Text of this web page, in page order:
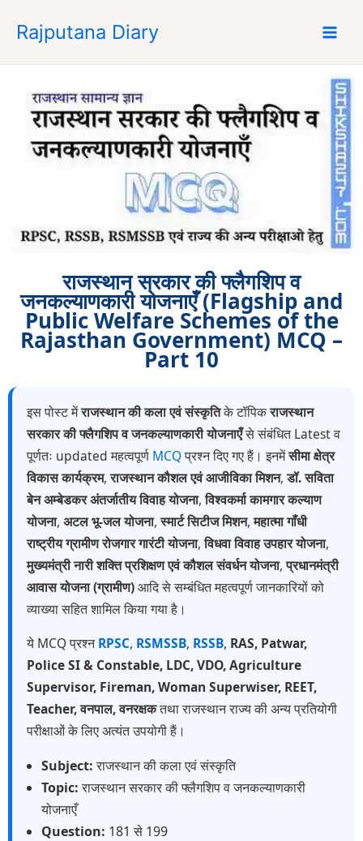
p
Rajputana Diary
राजस्थान सरकार की फ्लैगशिप व
जनकल्याणकारी योजनाएँ (Flagship and
Public Welfare Schemes of the
Rajasthan Government) MCQ –
Part 10
इस पोस्ट मेंराजस्थान की कला एवं संस्कृतिके टॉपिकराजस्थान
सरकार की फ्लैगशिप व जनकल्याणकारी योजनाएँसे संबंधित Latest व
पूर्णतः updated महत्वपूर्ण MCQप्रश्न दिए गए हैं। इनमेंसीमा क्षेत्र
विकास कार्यक्रम,राजस्थान कौशल एवं आजीविका मिशन,डॉ. सविता
बेन अम्बेडकर अंतर्जातीय विवाह योजना,विश्वकर्मा कामगार कल्याण
योजना, अटल भू-जल योजना,स्मार्ट सिटीज मिशन,महात्मा गाँधी
राष्ट्रीय ग्रामीण रोजगार गारंटी योजना,विधवा विवाह उपहार योजना,
मुख्यमंत्री नारी शक्ति प्रशिक्षण एवं कौशल संवर्धन योजना,प्रधानमंत्री
आवास योजना (ग्रामीण)आदि से सम्बंधित महत्वपूर्ण जानकारियों को
व्याख्या सहित शामिल किया गया है।
ये MCQ प्रश्नRPSC, RSMSSB, RSSB, RAS, Patwar,
Police SI & Constable, LDC, VDO, Agriculture
Supervisor, Fireman, Woman Superwiser, REET,
Teacher, वनपाल, वनरक्षकतथा राजस्थान राज्य की अन्य प्रतियोगी
परीक्षाओं के लिए अत्यंत उपयोगी हैं।
Subject:राजस्थान की कला एवं संस्कृति
Topic:राजस्थान सरकार की फ्लैगशिप व जनकल्याणकारी
योजनाएँ
Question: 181 से 199